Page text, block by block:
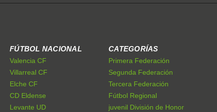
FÚTBOL NACIONAL
Valencia CF
Villarreal CF
Elche CF
CD Eldense
Levante UD
CATEGORÍAS
Primera Federación
Segunda Federación
Tercera Federación
Fútbol Regional
juvenil División de Honor